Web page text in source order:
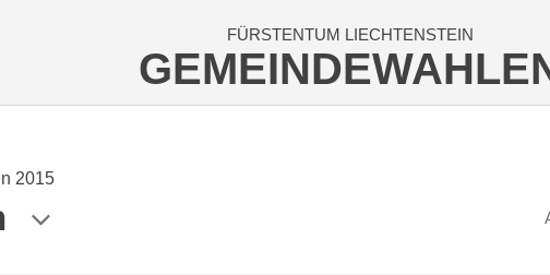
FÜRSTENTUM LIECHTENSTEIN
2015